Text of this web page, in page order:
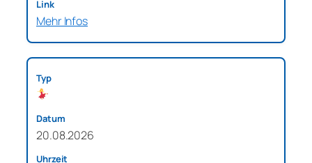
Mehr Infos
20.08.2026